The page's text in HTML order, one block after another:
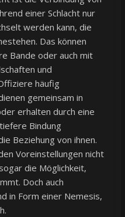
einer Schlacht nur
werden kann, die
Das können
Bande oder auch mit
und
häufig
gemeinsam in
erhalten durch eine
Bindung
Beziehung von ihnen.
Voreinstellungen nicht
die Möglichkeit,
Doch auch
in Form einer Nemesis,